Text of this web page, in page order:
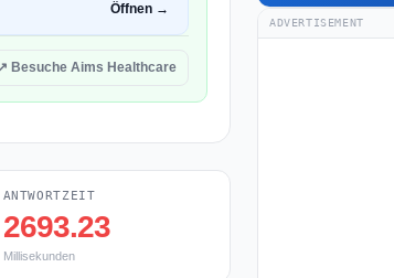
Öffnen →
↗ Besuche Aims Healthcare
ANTWORTZEIT
2693.23
Millisekunden
ADVERTISEMENT